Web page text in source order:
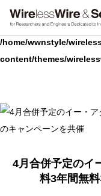
Warning: Undefined
/home/wwnstyle/
content/themes/
4月合併予定のイ
料3年間無